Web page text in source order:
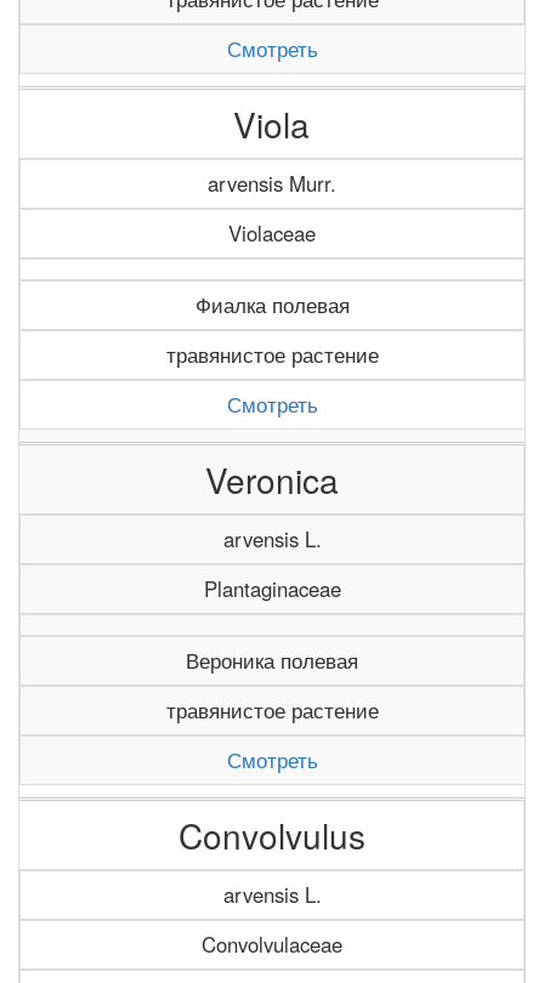
Смотреть
Viola
arvensis Murr.
Violaceae
Фиалка полевая
травянистое растение
Смотреть
Veronica
arvensis L.
Plantaginaceae
Вероника полевая
травянистое растение
Смотреть
Convolvulus
arvensis L.
Convolvulaceae